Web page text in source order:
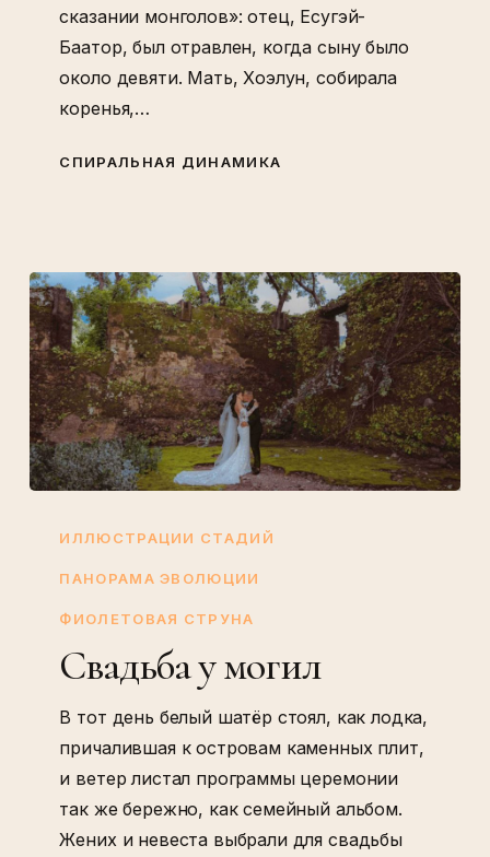
сказании монголов»: отец, Есугэй-
Баатор, был отравлен, когда сыну было
около девяти. Мать, Хоэлун, собирала
коренья,…
СПИРАЛЬНАЯ ДИНАМИКА
ИЛЛЮСТРАЦИИ СТАДИЙ
ПАНОРАМА ЭВОЛЮЦИИ
ФИОЛЕТОВАЯ СТРУНА
Свадьба у могил
В тот день белый шатёр стоял, как лодка,
причалившая к островам каменных плит,
и ветер листал программы церемонии
так же бережно, как семейный альбом.
Жених и невеста выбрали для свадьбы